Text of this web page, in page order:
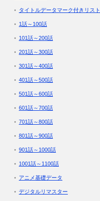
タイトルデータマーク付きリスト
1話～100話
101話～200話
201話～300話
301話～400話
401話～500話
501話～600話
601話～700話
701話～800話
801話～900話
901話～1000話
1001話～1100話
アニメ基礎データ
デジタルリマスター